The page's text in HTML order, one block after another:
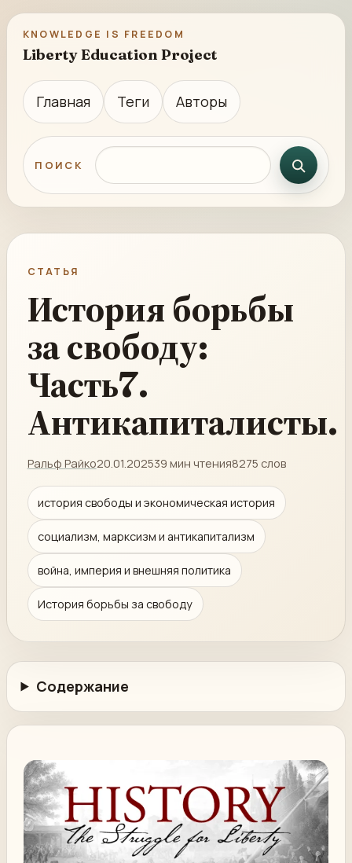
KNOWLEDGE IS FREEDOM
Liberty Education Project
Главная Теги Авторы
ПОИСК Поиск по сайту
СТАТЬЯ
История борьбы
за свободу:
Часть7.
Антикапиталисты.
Ральф Райко20.01.202539 мин чтения8275 слов
история свободы и экономическая история
социализм, марксизм и антикапитализм
война, империя и внешняя политика
История борьбы за свободу
Содержание